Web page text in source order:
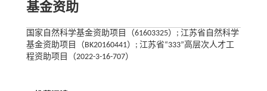
基金资助
国家自然科学基金资助项目（61603325）; 江苏省自然科学
基金资助项目（BK20160441）; 江苏省“333”高层次人才工
程资助项目（2022-3-16-707）